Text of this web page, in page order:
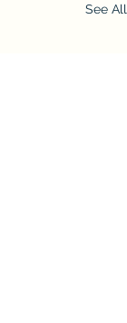
See All